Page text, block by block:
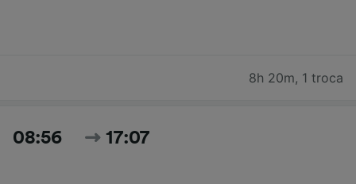
8h 20m, 1 troca
08:56 17:07